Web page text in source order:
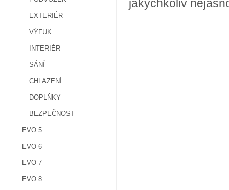
EXTERIÉR
VÝFUK
INTERIÉR
SÁNÍ
CHLAZENÍ
DOPLŇKY
BEZPEČNOST
EVO 5
EVO 6
EVO 7
EVO 8
jakýchkoliv